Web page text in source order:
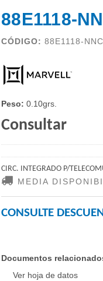
88E1118-
CÓDIGO: 88E1118-
Peso: 0.10grs.
Consultar
CIRC. INTEGRADO P/
MEDIA
CONSULTE
Documentos
Ver hoja de datos